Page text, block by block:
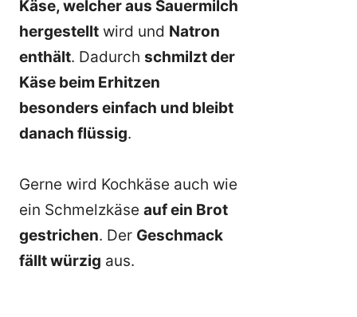
Käse, welcher aus Sauermilch
hergestellt wird und Natron
enthält. Dadurch schmilzt der
Käse beim Erhitzen
besonders einfach und bleibt
danach flüssig.
Gerne wird Kochkäse auch wie
ein Schmelzkäse auf ein Brot
gestrichen. Der Geschmack
fällt würzig aus.